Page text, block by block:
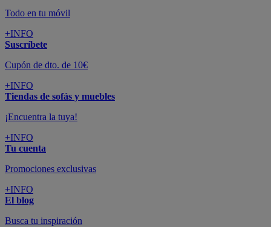
Todo en tu móvil
+INFO
Suscríbete
Cupón de dto. de 10€
+INFO
Tiendas de sofás y muebles
¡Encuentra la tuya!
+INFO
Tu cuenta
Promociones exclusivas
+INFO
El blog
Busca tu inspiración